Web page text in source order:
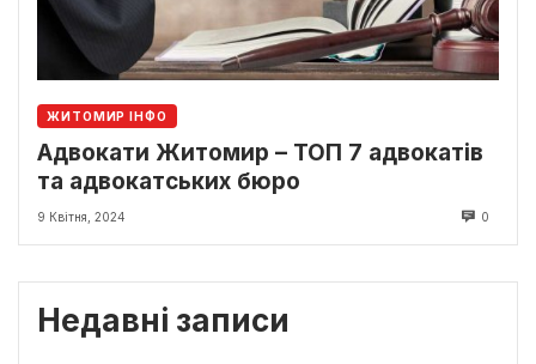
ЖИТОМИР ІНФО
Адвокати Житомир – ТОП 7 адвокатів
та адвокатських бюро
9 Квітня, 2024 0
Недавні записи